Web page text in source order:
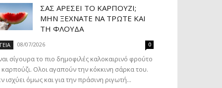
ΣΑΣ ΑΡΈΣΕΙ ΤΟ ΚΑΡΠΟΎΖΙ;
ΜΗΝ ΞΕΧΝΆΤΕ ΝΑ ΤΡΏΤΕ ΚΑΙ
ΤΗ ΦΛΟΎΔΑ
08/07/2026 0
σίγουρα το πιο δημοφιλές καλοκαιρινό φρούτο
καρπούζι. Ολοι αγαπούν την κόκκινη σάρκα του.
ισχύει όμως και για την πράσινη ριγωτή...